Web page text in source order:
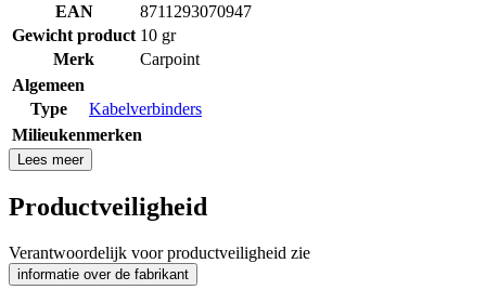
EAN
8711293070947
Gewicht product 10 gr
Merk
Carpoint
Algemeen
Type
Kabelverbinders
Milieukenmerken
Lees meer
Productveiligheid
Verantwoordelijk voor productveiligheid zie
informatie over de fabrikant